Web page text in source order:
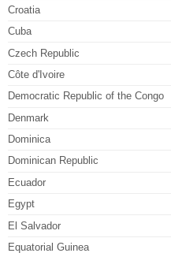
Croatia
Cuba
Czech Republic
Côte d'Ivoire
Democratic Republic of the Congo
Denmark
Dominica
Dominican Republic
Ecuador
Egypt
El Salvador
Equatorial Guinea